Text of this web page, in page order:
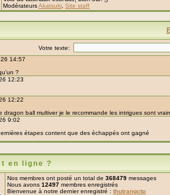
ModérateursAkatsuki Site staff
en ligne ?
Nos membres ont posté un total de 368479 messages
Nous avons 12497 membres enregistrés
Bienvenue à notre dernier enregistré : thutrangctp